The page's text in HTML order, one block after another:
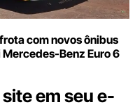
com novos ônibus
Benz Euro 6
em seu e-